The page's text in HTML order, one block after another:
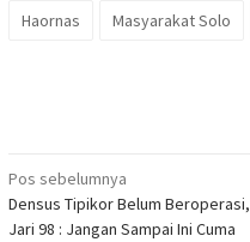
Haornas Masyarakat Solo
Navigasi
pos
Pos sebelumnya
Densus Tipikor Belum Beroperasi,
Jari 98 : Jangan Sampai Ini Cuma